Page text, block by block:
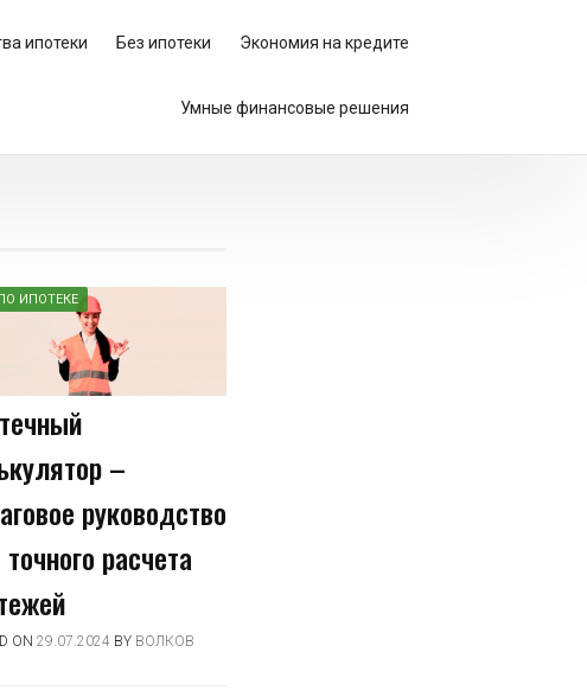
ипотеки Без ипотеки Экономия на кредите
Умные финансовые решения
ИПОТЕКЕ
–
руководство
расчета
ON 29.07.2024 BY ВОЛКОВ